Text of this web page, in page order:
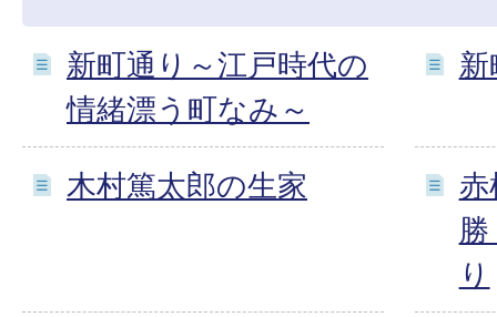
新町通り～江戸時代の
情緒漂う町なみ～
木村篤太郎の生家
り